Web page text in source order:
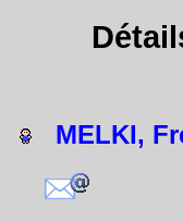
MELKI,